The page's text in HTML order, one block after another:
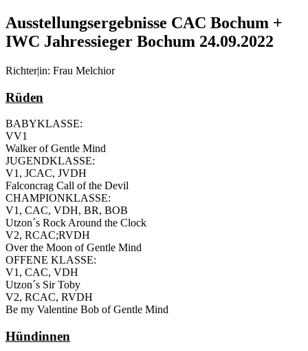
Ausstellungsergebnisse CAC Bochum +
IWC Jahressieger Bochum 24.09.2022
Richter|in: Frau Melchior
Rüden
BABYKLASSE:
VV1
Walker of Gentle Mind
JUGENDKLASSE:
V1, JCAC, JVDH
Falconcrag Call of the Devil
CHAMPIONKLASSE:
V1, CAC, VDH, BR, BOB
Utzon´s Rock Around the Clock
V2, RCAC;RVDH
Over the Moon of Gentle Mind
OFFENE KLASSE:
V1, CAC, VDH
Utzon´s Sir Toby
V2, RCAC, RVDH
Be my Valentine Bob of Gentle Mind
Hündinnen